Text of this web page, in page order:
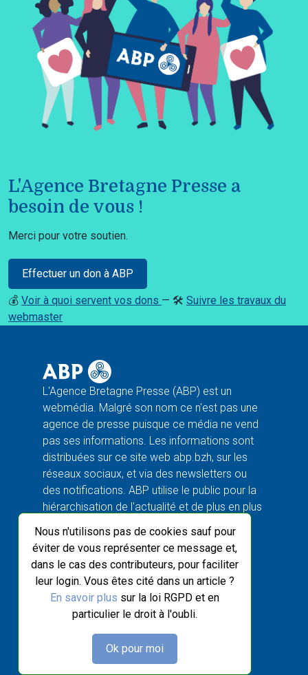
Nous n'utilisons pas de cookies sauf pour
éviter de vous représenter ce message et,
dans le cas des contributeurs, pour faciliter
leur login. Vous êtes cité dans un article ?
En savoir plus sur la loi RGPD et en
particulier le droit à l'oubli.
Ok pour moi
L'Agence Bretagne Presse a
besoin de vous !
Merci pour votre soutien.
Effectuer un don à ABP
💰 Voir à quoi servent vos dons — 🛠️ Suivre les travaux du
webmaster
L'Agence Bretagne Presse (ABP) est un
webmédia. Malgré son nom ce n'est pas une
agence de presse puisque ce média ne vend
pas ses informations. Les informations sont
distribuées sur ce site web abp.bzh, sur les
réseaux sociaux, et via des newsletters ou
des notifications. ABP utilise le public pour la
hiérarchisation de l'actualité et de plus en plus
ABP
À propos
Ligne éditoriale
Contact
Flux ABP open source
AGIR